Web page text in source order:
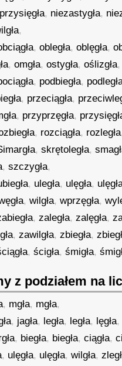
, niezastygła,
,
,obległa,oblęgła,
,omgła,ostygła,oślizgła,
, podbiegła,
, przeciągła,
, przyprzęgła,
, rozciągła, rozległa,
,skrętoległa,
,szczygła,
, uległa, ulęgła,
,wilgła,wprzęgła,
,zaległa,zalęgła,
,zawilgła,zbiegła,
,ścigła,śmigła,
z podziałem na
, mgła, mgła,
, jagła, legła, legła, lęgła,
, biegła, biegła,ciągła,
, ulęgła, ulęgła,wilgła,